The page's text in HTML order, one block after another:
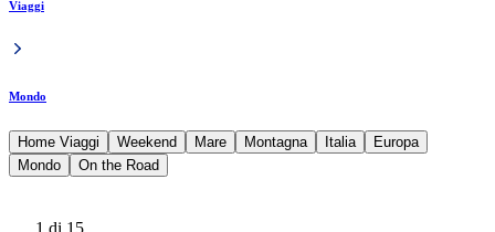
Viaggi
Mondo
Home Viaggi Weekend Mare Montagna Italia
Europa
Mondo
On the Road